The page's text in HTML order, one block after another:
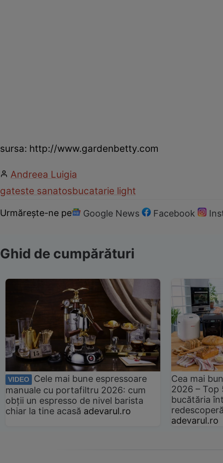
sursa: http://www.gardenbetty.com
Andreea Luigia
gateste sanatosbucatarie light
Urmărește-ne pe Google News Facebook
Ghid de cumpărături
VIDEO
Cele mai bune espressoare
manuale cu portafiltru 2026: cum
obții un espresso de nivel barista
chiar la tine acasă adevarul.ro
Cea mai
2026 –
bucătăria
adevarul.ro